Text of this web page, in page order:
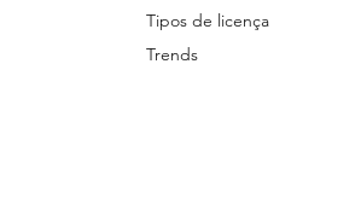
Tipos de licença
Trends